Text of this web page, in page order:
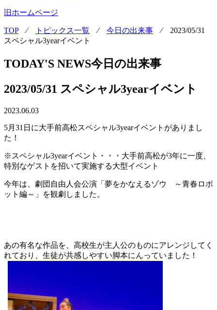
旧ホームページ
TOP⁄ トピックス一覧 ⁄ 今日の出来事 ⁄ 2023/05/31
スペシャル3yearイベント
TODAY'S NEWS今日の出来事
2023/05/31 スペシャル3yearイベント
2023.06.03
5月31日に大手前高松スペシャル3yearイベントがありまし
た！
※スペシャル3yearイベント・・・大手前高松が3年に一度、
特別なゲストを招いて実施する大型イベント
今年は、劇団自由人会公演「夢をかなえるゾウ ～青春ロボ
ット編～」を観劇しました。
あの有名な作品を、高校生が主人公のものにアレンジしてく
れており、生徒が共感しやすい脚本にんっていました！